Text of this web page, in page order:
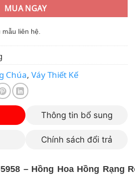
MUA NGAY
liên hệ.
Chúa,Váy Thiết Kế
Thông tin bổ sung
Chính sách đổi trả
– Hồng Hoa Hồng Rạng